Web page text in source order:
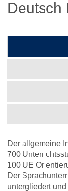
Deutsch
Der allgemeine
700
100 UE
Der
untergliedert